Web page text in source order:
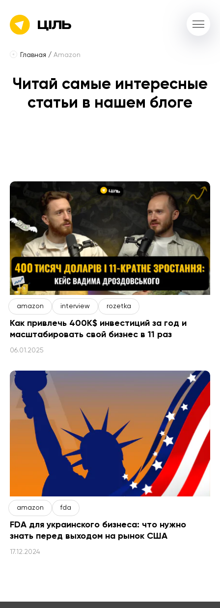
Главная / Amazon
Читай самые интересные
статьи в нашем блоге
amazon interview rozetka
Как привлечь 400K$ инвестиций за год и
масштабировать свой бизнес в 11 раз
06.01.2025
amazon fda
FDA для украинского бизнеса: что нужно
знать перед выходом на рынок США
17.12.2024